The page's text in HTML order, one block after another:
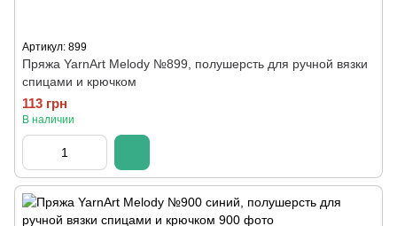
Артикул: 899
Пряжа YarnArt Melody №899, полушерсть для ручной вязки
спицами и крючком
113 грн
В наличии